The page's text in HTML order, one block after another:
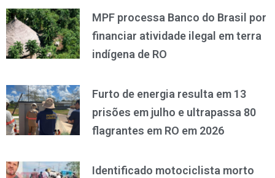
MPF processa Banco do Brasil por
financiar atividade ilegal em terra
indígena de RO
Furto de energia resulta em 13
prisões em julho e ultrapassa 80
flagrantes em RO em 2026
Identificado motociclista morto